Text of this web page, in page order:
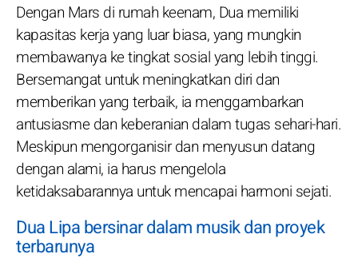
Dengan Mars di rumah keenam, Dua memiliki
kapasitas kerja yang luar biasa, yang mungkin
membawanya ke tingkat sosial yang lebih tinggi.
Bersemangat untuk meningkatkan diri dan
memberikan yang terbaik, ia menggambarkan
antusiasme dan keberanian dalam tugas sehari-hari.
Meskipun mengorganisir dan menyusun datang
dengan alami, ia harus mengelola
ketidaksabarannya untuk mencapai harmoni sejati.
Dua Lipa bersinar dalam musik dan proyek
terbarunya